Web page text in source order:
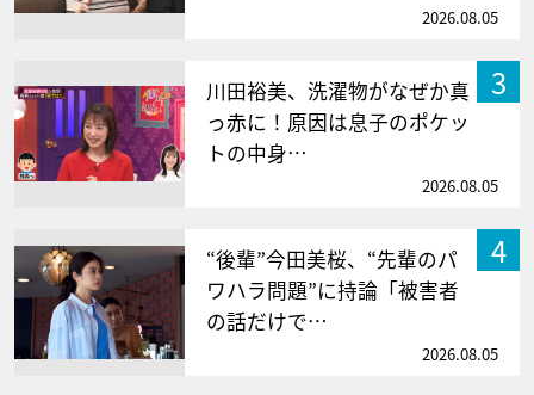
2026.08.05
3
川田裕美、洗濯物がなぜか真
っ赤に！原因は息子のポケッ
トの中身…
2026.08.05
4
“後輩”今田美桜、“先輩のパ
ワハラ問題”に持論「被害者
の話だけで…
2026.08.05